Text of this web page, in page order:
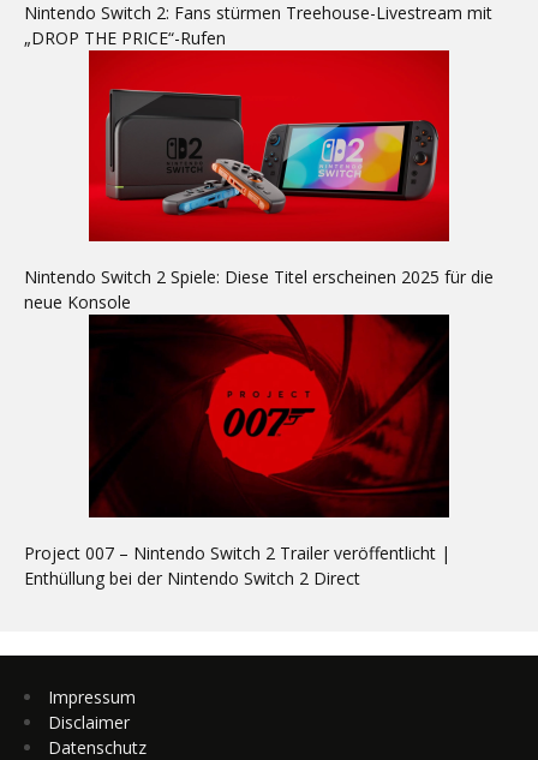
Nintendo Switch 2: Fans stürmen Treehouse-Livestream mit
„DROP THE PRICE“-Rufen
Nintendo Switch 2 Spiele: Diese Titel erscheinen 2025 für die
neue Konsole
Project 007 – Nintendo Switch 2 Trailer veröffentlicht |
Enthüllung bei der Nintendo Switch 2 Direct
Impressum
Disclaimer
Datenschutz